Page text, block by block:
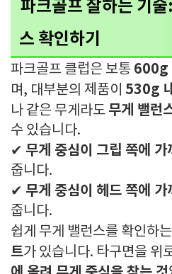
파크골프 잘하는 기
스 확인하기
파크골프 클럽은 보통 600g
며, 대부분의 제품이 530g
나 같은 무게라도 무게 밸런
수 있습니다.
✔ 무게 중심이 그립 쪽에
줍니다.
✔ 무게 중심이 헤드 쪽에
줍니다.
쉽게 무게 밸런스를 확인하
트가 있습니다. 타구면을 위